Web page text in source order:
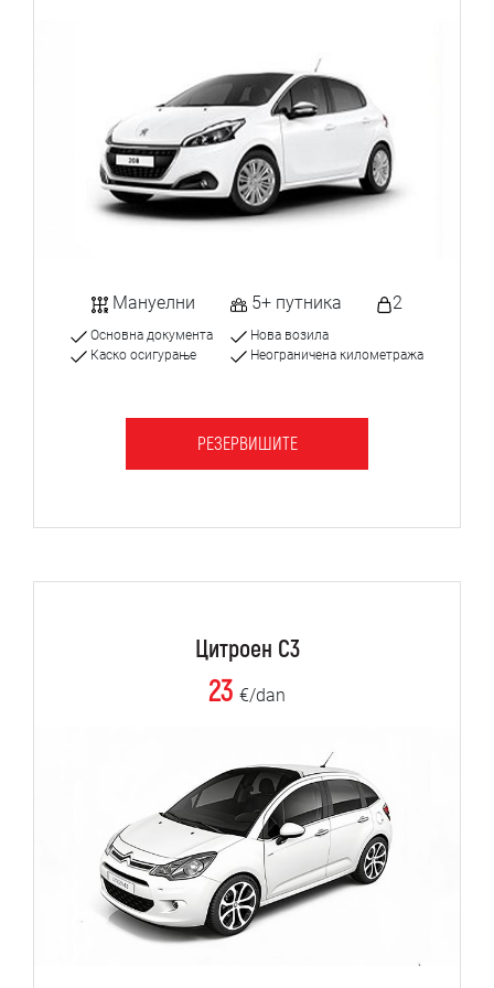
Мануелни 5+ путника 2
Основна документа
Каско осигурање
Нова возила
Неограничена километража
РЕЗЕРВИШИТЕ
Цитроен C3
23 €/dan